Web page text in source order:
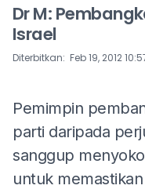
Dr M:
Israel
Diterbitkan: Feb 19, 2012
Pemimpin
parti daripada
sanggup
untuk